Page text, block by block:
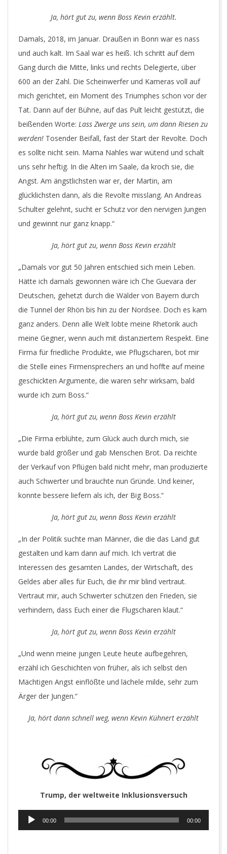
Ja, hört gut zu, wenn Boss Kevin erzählt.
Damals, 2018, im Januar. Draußen in Bonn war es nass
und auch kalt. Im Saal war es heiß. Ich schritt auf dem
Gang durch die Mitte, links und rechts Delegierte, über
600 an der Zahl. Die Scheinwerfer und Kameras voll auf
mich gerichtet, ein Moment des Triumphes schon vor der
Tat. Dann auf der Bühne, auf das Pult leicht gestützt, die
beißenden Worte: Lass Zwerge uns sein, um dann Riesen zu
werden! Tosender Beifall, fast der Start der Revolte. Doch
es sollte nicht sein. Mama Nahles war wütend und schalt
uns sehr heftig. In die Alten im Saale, da kroch sie, die
Angst. Am ängstlichsten war er, der Martin, am
glücklichsten dann, als die Revolte misslang. An Andreas
Schulter gelehnt, sucht er Schutz vor den nervigen Jungen
und gewinnt nur ganz knapp.“
Ja, hört gut zu, wenn Boss Kevin erzählt
„Damals vor gut 50 Jahren entschied sich mein Leben.
Hätte ich damals gewonnen wäre ich Che Guevara der
Deutschen, gehetzt durch die Wälder von Bayern durch
die Tunnel der Rhön bis hin zu der Nordsee. Doch es kam
ganz anders. Denn alle Welt lobte meine Rhetorik auch
meine Gegner, wenn auch mit distanziertem Respekt. Eine
Firma für friedliche Produkte, wie Pflugscharen, bot mir
die Stelle eines Firmensprechers an und hoffte auf meine
geschickten Argumente, die waren sehr wirksam, bald
wurde ich zum Boss.“
Ja, hört gut zu, wenn Boss Kevin erzählt
„Die Firma erblühte, zum Glück auch durch mich, sie
wurde bald größer und gab Menschen Brot. Da reichte
der Verkauf von Pflügen bald nicht mehr, man produzierte
auch Schwerter und brauchte nun Gründe. Und keiner,
konnte bessere liefern als ich, der Big Boss.“
Ja, hört gut zu, wenn Boss Kevin erzählt
„In der Politik suchte man Männer, die die das Land gut
gestalten und kam dann auf mich. Ich vertrat die
Interessen des gesamten Landes, der Wirtschaft, des
Geldes aber alles für Euch, die ihr mir blind vertraut.
Vertraut mir, auch Schwerter schützen den Frieden, sie
verhindern, dass Euch einer die Flugscharen klaut.“
Ja, hört gut zu, wenn Boss Kevin erzählt
„Und wenn meine jungen Leute heute aufbegehren,
erzähl ich Geschichten von früher, als ich selbst den
Mächtigen Angst einflößte und lächele milde, sehr zum
Ärger der Jungen.“
Ja, hört dann schnell weg, wenn Kevin Kühnert erzählt
Trump, der weltweite Inklusionsversuch
Audio-
Player
00:00 00:00